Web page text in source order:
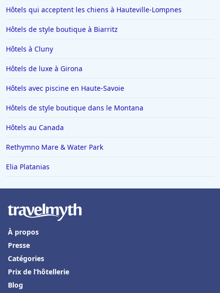
Hôtels qui acceptent les chiens à Hauteville-Lompnes
Hôtels de style boutique à Biarritz
Hôtels à Cluny
Hôtels de luxe à Girona
Hôtels avec piscine en Haute-Savoie
Hôtels de style boutique dans le Montana
Hôtels au Canada
Rethymno Mare & Water Park
Elia Platanias
À propos
Presse
Catégories
Prix de l’hôtellerie
Blog